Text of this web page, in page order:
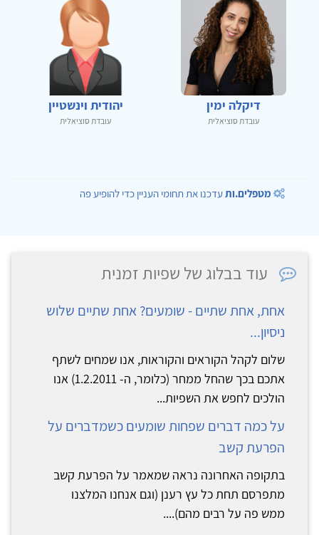
דיקלה ימין
עובדת סוציאלית
יהודית וינשטיין
עובדת סוציאלית
מטפלים.ותעדכנו את תחומי העניין כדי להופיע פה
עוד בבלוג של שפיות זמנית
אחת, אחת שתיים - שומעים? אחת שתיים שלוש
ניסיון...
שלום לקהל הקוראים והקוראות, אנו שמחים לשתף
אתכם בכך שהחל ממחר (כלומר, ה- 1.2.2011) אנו
הולכים לחפש את השפיות...
על כמה דברים שפחות שומעים כשמדברים על
הפרעת קשב
בתקופה האחרונה נראה שמאמר על הפרעת קשב
מתפרסם תחת כל עץ רענן (וגם אנחנו המלצנו
ממש פה על רבים מהם)....